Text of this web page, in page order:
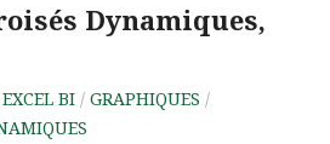
Dynamiques,
EXCEL BI / GRAPHIQUES /